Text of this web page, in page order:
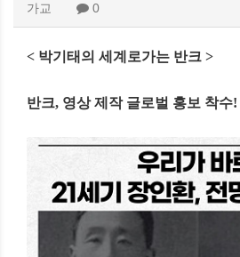
가교 0
< 박기태의 세계로가는 반크 >
반크, 영상 제작 글로벌 홍보 착수!